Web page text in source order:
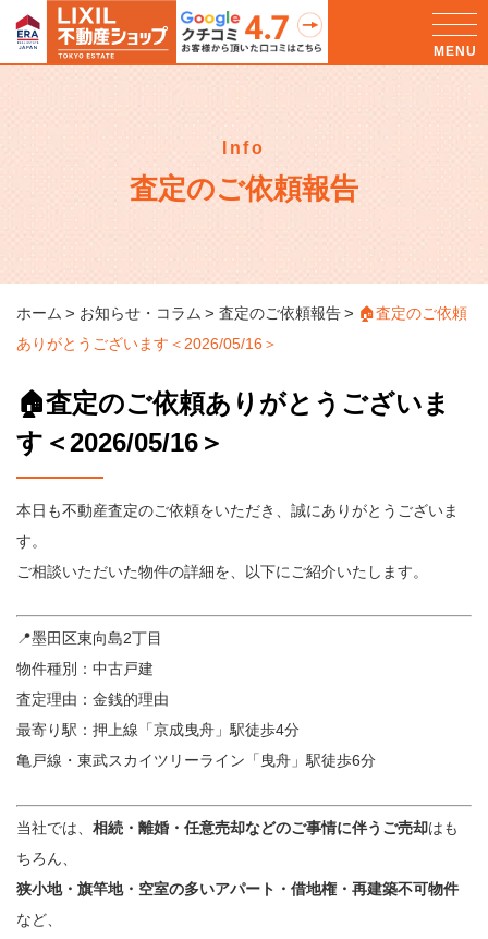
Info
査定のご依頼報告
ホーム お知らせ・コラム 査定のご依頼報告
🏠査定のご依頼
ありがとうございます＜2026/05/16＞
🏠査定のご依頼ありがとうございま
す＜2026/05/16＞
本日も不動産査定のご依頼をいただき、誠にありがとうございま
す。
ご相談いただいた物件の詳細を、以下にご紹介いたします。
📍墨田区東向島2丁目
物件種別：中古戸建
査定理由：金銭的理由
最寄り駅：押上線「京成曳舟」駅徒歩4分
亀戸線・東武スカイツリーライン「曳舟」駅徒歩6分
当社では、 相続・離婚・任意売却などのご事情に伴うご売却はも
ちろん、
狭小地・旗竿地・空室の多いアパート・借地権・再建築不可物件
など、